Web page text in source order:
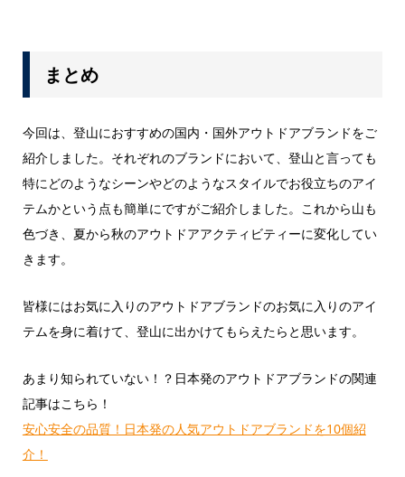
まとめ
今回は、登山におすすめの国内・国外アウトドアブランドをご
紹介しました。それぞれのブランドにおいて、登山と言っても
特にどのようなシーンやどのようなスタイルでお役立ちのアイ
テムかという点も簡単にですがご紹介しました。これから山も
色づき、夏から秋のアウトドアアクティビティーに変化してい
きます。
皆様にはお気に入りのアウトドアブランドのお気に入りのアイ
テムを身に着けて、登山に出かけてもらえたらと思います。
あまり知られていない！？日本発のアウトドアブランドの関連
記事はこちら！
安心安全の品質！日本発の人気アウトドアブランドを10個紹
介！